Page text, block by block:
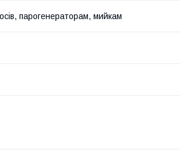
парогенераторам, мийкам